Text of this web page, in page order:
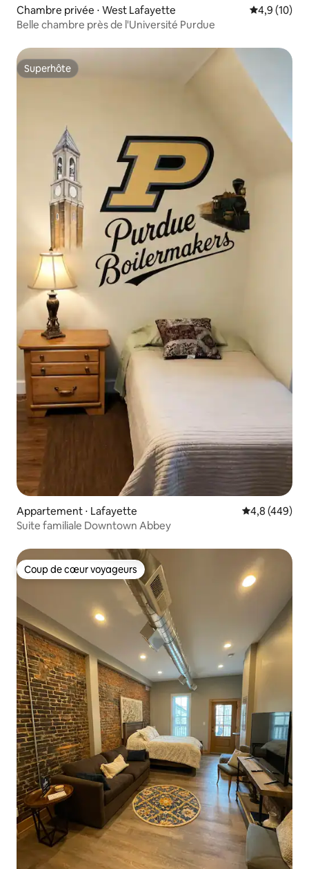
Chambre privée ⋅ West Lafayette Évaluation
4,9 (10)
Belle chambre près de l'Université Purdue
Superhôte
Superhôte
Appartement ⋅ Lafayette Évaluation
4,8 (449)
Suite familiale Downtown Abbey
Coup de cœur voyageurs
Coup de cœur voyageurs